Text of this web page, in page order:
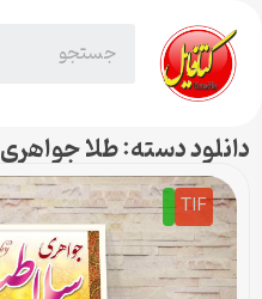
دانلود دسته: طلا جواهری
TIF